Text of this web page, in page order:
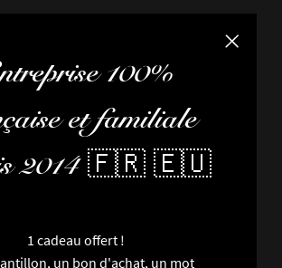
Fermer
100%
et familiale
2014 🇫🇷 🇪🇺
1 cadeau offert !
un bon d'achat, un mot